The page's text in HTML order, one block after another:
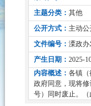
主题分类： 其他
公开方式： 主动公
文件编号： 溧政办
产生日期： 2025-
内容概述： 各镇
政府同意，现将
号）同时废止